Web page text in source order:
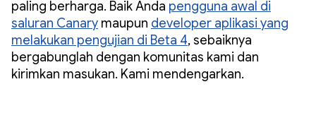
paling berharga. Baik Anda pengguna awal di
saluran Canary maupun developer aplikasi yang
melakukan pengujian di Beta 4, sebaiknya
bergabunglah dengan komunitas kami dan
kirimkan masukan. Kami mendengarkan.